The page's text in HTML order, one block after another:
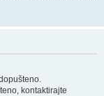
kontaktirajte